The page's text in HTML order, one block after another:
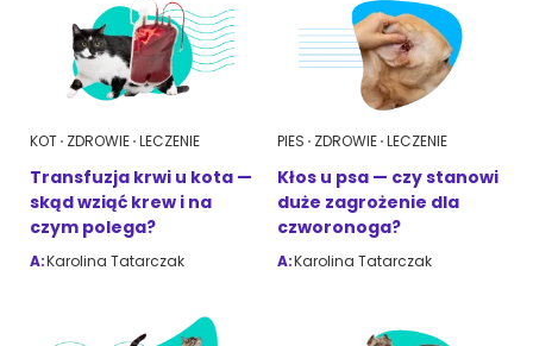
KOT ZDROWIE LECZENIE
Transfuzja krwi u kota —
skąd wziąć krew i na
czym polega?
A:Karolina Tatarczak
PIES ZDROWIE LECZENIE
Kłos u psa — czy stanowi
duże zagrożenie dla
czworonoga?
A:Karolina Tatarczak